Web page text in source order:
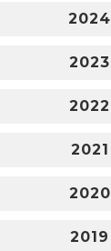
2024
2023
2022
2021
2020
2019